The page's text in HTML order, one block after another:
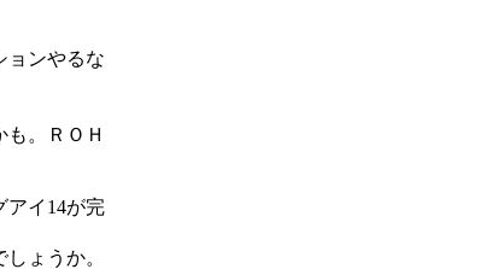
ョンやるな
。ＲＯＨ
アイ14が完
ょうか。